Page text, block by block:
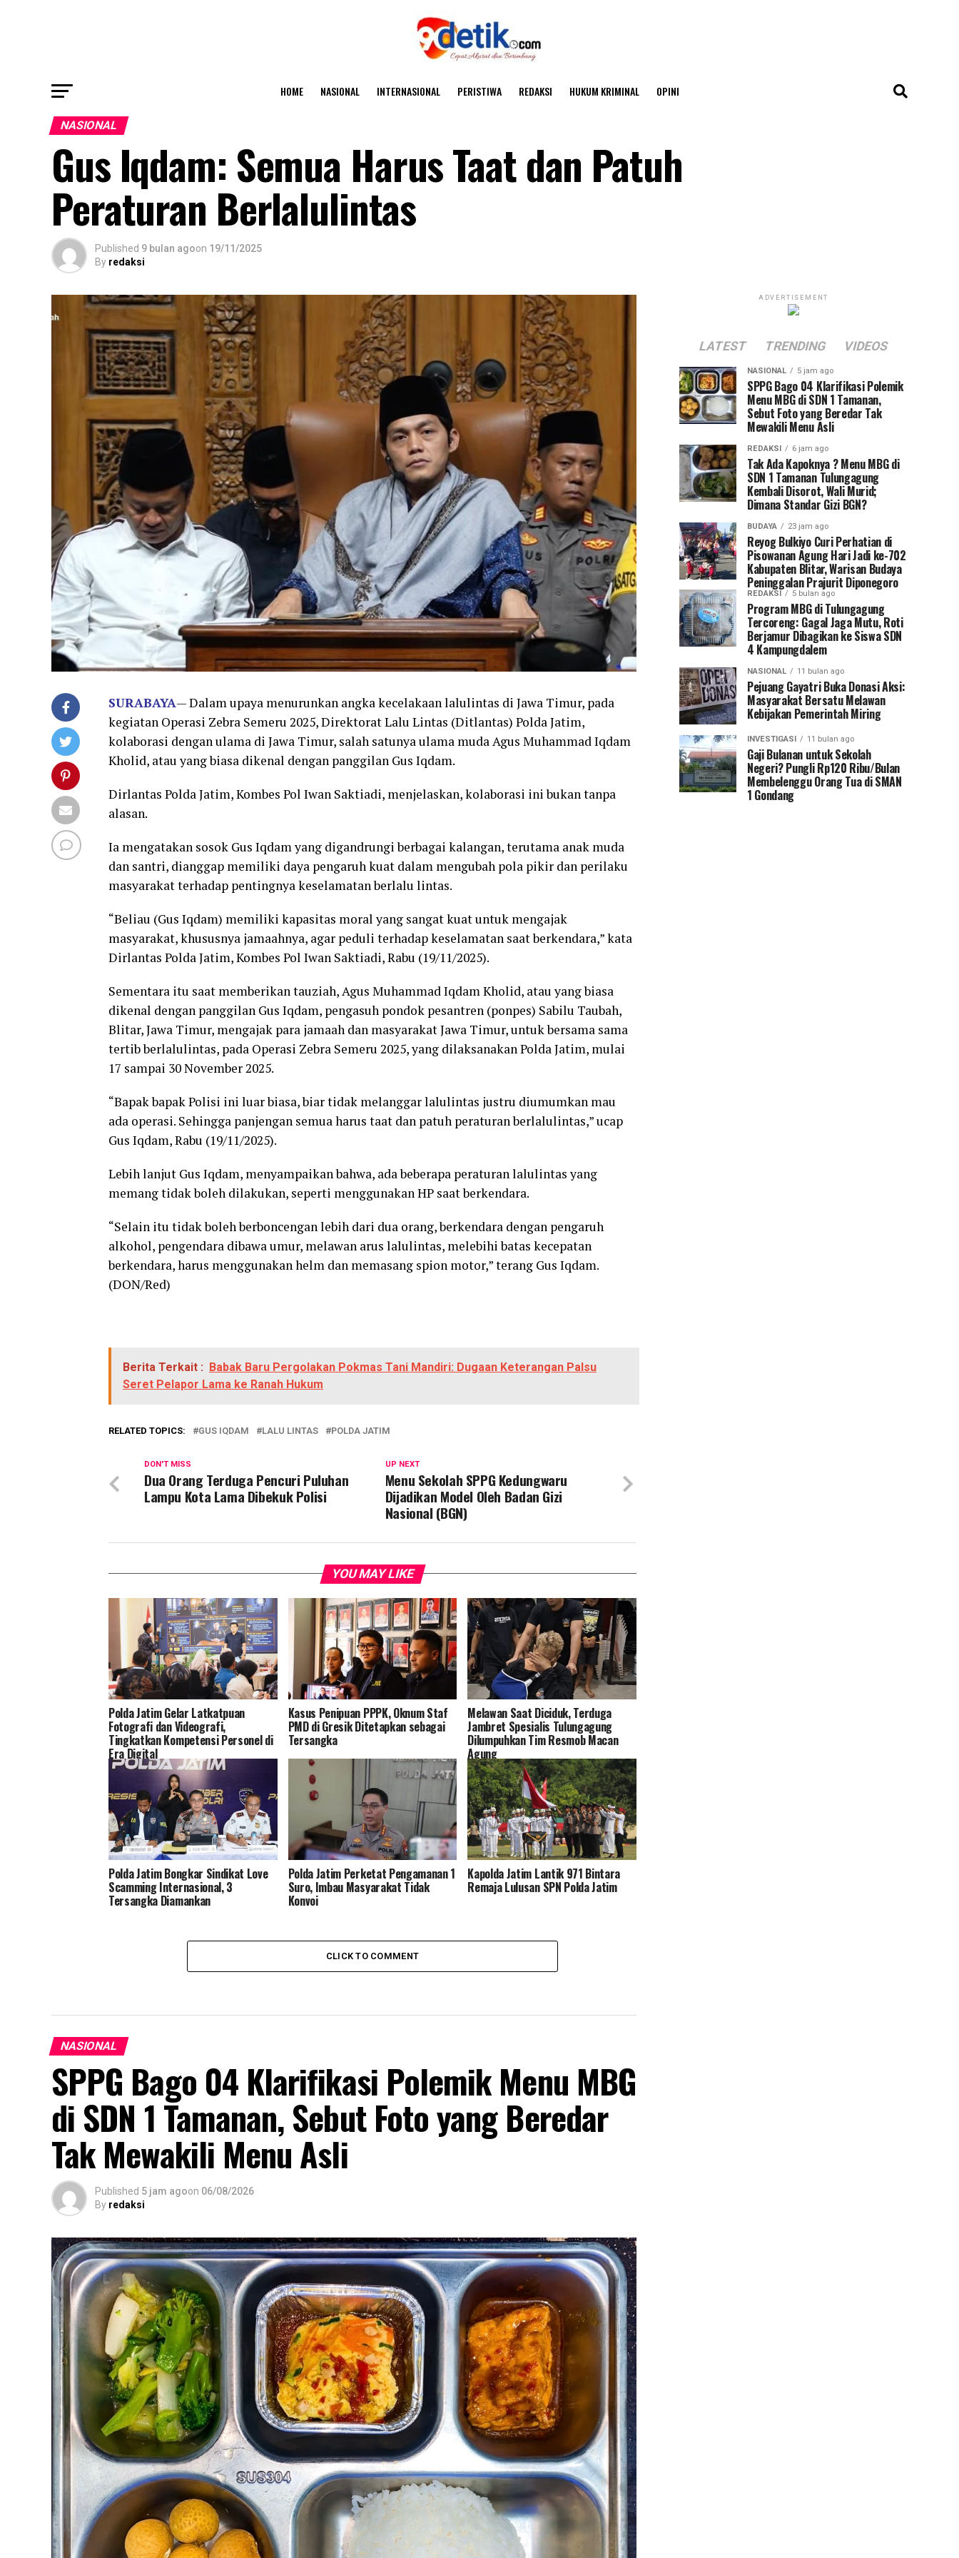
HOME NASIONAL INTERNASIONAL PERISTIWA REDAKSI HUKUM KRIMINAL OPINI
NASIONAL
Gus Iqdam: Semua Harus Taat dan Patuh
Peraturan Berlalulintas
Published 9 bulan agoon 19/11/2025
By redaksi
SURABAYA— Dalam upaya menurunkan angka kecelakaan lalulintas di Jawa Timur, pada
kegiatan Operasi Zebra Semeru 2025, Direktorat Lalu Lintas (Ditlantas) Polda Jatim,
kolaborasi dengan ulama di Jawa Timur, salah satunya ulama muda Agus Muhammad Iqdam
Kholid, atau yang biasa dikenal dengan panggilan Gus Iqdam.
Dirlantas Polda Jatim, Kombes Pol Iwan Saktiadi, menjelaskan, kolaborasi ini bukan tanpa
alasan.
Ia mengatakan sosok Gus Iqdam yang digandrungi berbagai kalangan, terutama anak muda
dan santri, dianggap memiliki daya pengaruh kuat dalam mengubah pola pikir dan perilaku
masyarakat terhadap pentingnya keselamatan berlalu lintas.
“Beliau (Gus Iqdam) memiliki kapasitas moral yang sangat kuat untuk mengajak
masyarakat, khususnya jamaahnya, agar peduli terhadap keselamatan saat berkendara,” kata
Dirlantas Polda Jatim, Kombes Pol Iwan Saktiadi, Rabu (19/11/2025).
Sementara itu saat memberikan tauziah, Agus Muhammad Iqdam Kholid, atau yang biasa
dikenal dengan panggilan Gus Iqdam, pengasuh pondok pesantren (ponpes) Sabilu Taubah,
Blitar, Jawa Timur, mengajak para jamaah dan masyarakat Jawa Timur, untuk bersama sama
tertib berlalulintas, pada Operasi Zebra Semeru 2025, yang dilaksanakan Polda Jatim, mulai
17 sampai 30 November 2025.
“Bapak bapak Polisi ini luar biasa, biar tidak melanggar lalulintas justru diumumkan mau
ada operasi. Sehingga panjengan semua harus taat dan patuh peraturan berlalulintas,” ucap
Gus Iqdam, Rabu (19/11/2025).
Lebih lanjut Gus Iqdam, menyampaikan bahwa, ada beberapa peraturan lalulintas yang
memang tidak boleh dilakukan, seperti menggunakan HP saat berkendara.
“Selain itu tidak boleh berboncengan lebih dari dua orang, berkendara dengan pengaruh
alkohol, pengendara dibawa umur, melawan arus lalulintas, melebihi batas kecepatan
berkendara, harus menggunakan helm dan memasang spion motor,” terang Gus Iqdam.
(DON/Red)
Berita Terkait : Babak Baru Pergolakan Pokmas Tani Mandiri: Dugaan Keterangan Palsu
Seret Pelapor Lama ke Ranah Hukum
RELATED TOPICS: GUS IQDAM LALU LINTAS POLDA JATIM
UP NEXT
Menu Sekolah SPPG Kedungwaru
Dijadikan Model Oleh Badan Gizi
Nasional (BGN)
DON'T MISS
Dua Orang Terduga Pencuri Puluhan
Lampu Kota Lama Dibekuk Polisi
YOU MAY LIKE
Polda Jatim Gelar Latkatpuan
Fotografi dan Videografi,
Tingkatkan Kompetensi Personel di
Era Digital
Kasus Penipuan PPPK, Oknum Staf
PMD di Gresik Ditetapkan sebagai
Tersangka
Melawan Saat Diciduk, Terduga
Jambret Spesialis Tulungagung
Dilumpuhkan Tim Resmob Macan
Agung
Polda Jatim Bongkar Sindikat Love
Scamming Internasional, 3
Tersangka Diamankan
Polda Jatim Perketat Pengamanan 1
Suro, Imbau Masyarakat Tidak
Konvoi
Kapolda Jatim Lantik 971 Bintara
Remaja Lulusan SPN Polda Jatim
CLICK TO COMMENT
NASIONAL
SPPG Bago 04 Klarifikasi Polemik Menu MBG
di SDN 1 Tamanan, Sebut Foto yang Beredar
Tak Mewakili Menu Asli
Published 5 jam agoon 06/08/2026
By redaksi
ADVERTISEMENT
LATEST TRENDING VIDEOS
NASIONAL 5 jam ago
SPPG Bago 04 Klarifikasi Polemik
Menu MBG di SDN 1 Tamanan,
Sebut Foto yang Beredar Tak
Mewakili Menu Asli
REDAKSI 6 jam ago
Tak Ada Kapoknya ? Menu MBG di
SDN 1 Tamanan Tulungagung
Kembali Disorot, Wali Murid;
Dimana Standar Gizi BGN?
BUDAYA 23 jam ago
Reyog Bulkiyo Curi Perhatian di
Pisowanan Agung Hari Jadi ke-702
Kabupaten Blitar, Warisan Budaya
Peninggalan Prajurit Diponegoro
REDAKSI 5 bulan ago
Program MBG di Tulungagung
Tercoreng: Gagal Jaga Mutu, Roti
Berjamur Dibagikan ke Siswa SDN
4 Kampungdalem
NASIONAL 11 bulan ago
Pejuang Gayatri Buka Donasi Aksi:
Masyarakat Bersatu Melawan
Kebijakan Pemerintah Miring
INVESTIGASI 11 bulan ago
Gaji Bulanan untuk Sekolah
Negeri? Pungli Rp120 Ribu/Bulan
Membelenggu Orang Tua di SMAN
1 Gondang